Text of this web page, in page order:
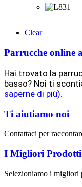
Clear
Parrucche online
Hai trovato la
basso? Noi ti
saperne di più).
Ti aiutiamo noi
Contattaci per
I Migliori Prodotti
Selezioniamo i migliori